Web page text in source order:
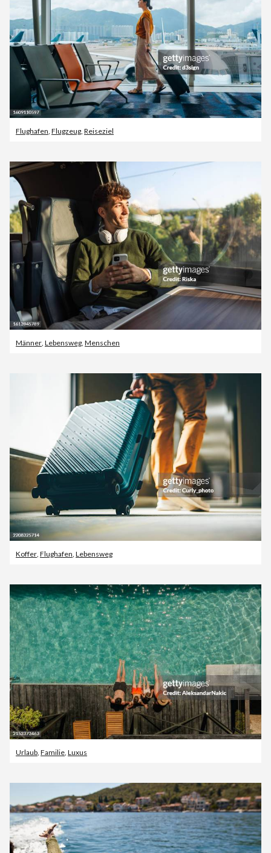
Flughafen, Flugzeug, Reiseziel
Männer Lebensweg Menschen
Koffer, Flughafen, Lebensweg
Urlaub, Familie, Luxus